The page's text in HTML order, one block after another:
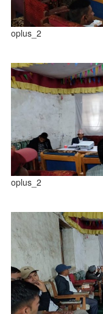
oplus_2
oplus_2